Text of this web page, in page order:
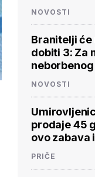
NOVOSTI
Branitelji će
dobiti 3: Za
NOVOSTI
prodaje 45
ovo zabava
PRIČE